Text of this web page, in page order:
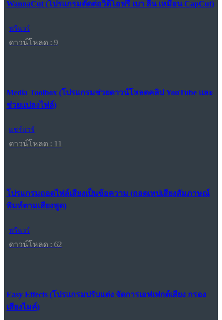
WannaCut (โปรแกรมตัดต่อวิดีโอฟรี เบา ลื่น เหมือน CapCut)
ฟรีแวร์
ดาวน์โหลด : 9
Media Toolbox (โปรแกรมช่วยดาวน์โหลดคลิป YouTube และ
ช่วยแปลงไฟล์)
แชร์แวร์
ดาวน์โหลด : 11
โปรแกรมถอดไฟล์เสียงเป็นข้อความ (ถอดเทปเสียงสัมภาษณ์
พิมพ์ตามเสียงพูด)
ฟรีแวร์
ดาวน์โหลด : 62
Easy Effects (โปรแกรมปรับแต่ง จัดการเอฟเฟกต์เสียง กรอง
เสียงไมค์)